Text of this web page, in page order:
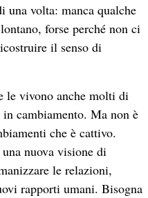
volta: manca qualche
forse perché non ci
il senso di
le vivono anche molti di
cambiamento. Ma non è
che è cattivo.
nuova visione di
le relazioni,
rapporti umani. Bisogna